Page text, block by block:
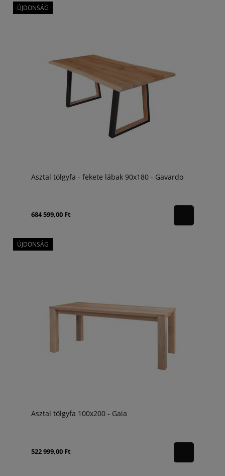
Asztal tölgyfa - fekete lábak 90x180 - Gavardo
684 599,00 Ft
ÚJDONSÁG
Asztal tölgyfa 100x200 - Gaia
522 999,00 Ft
ÚJDONSÁG